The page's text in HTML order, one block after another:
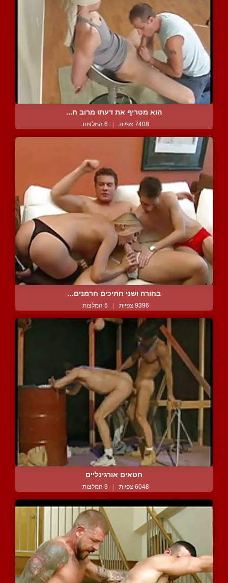
הוא מטריף את דעתו מרוב ח...
7408 צפיות | 6 המלצות
בחורה ושני חתיכים חרמנים...
9396 צפיות | 5 המלצות
חטאים אורגינליים
6048 צפיות | 3 המלצות